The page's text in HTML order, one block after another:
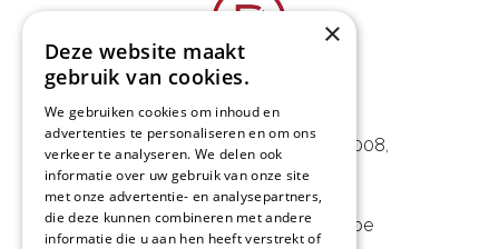
L&D Foodpartner BV
Noorwegenstraat 29D, Haven 8008,
9940 Evergem, BE
09 253 49 57-mail@delmo.be
×
Deze website maakt
gebruik van cookies.
We gebruiken cookies om inhoud en
advertenties te personaliseren en om ons
verkeer te analyseren. We delen ook
informatie over uw gebruik van onze site
met onze advertentie- en analysepartners,
die deze kunnen combineren met andere
informatie die u aan hen heeft verstrekt of